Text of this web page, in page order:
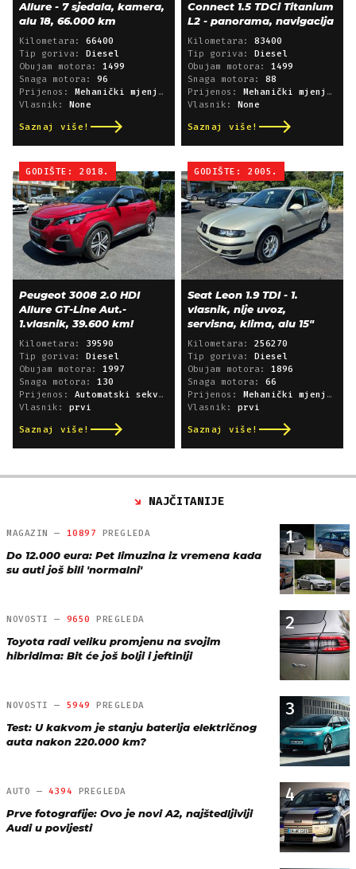
Allure - 7 sjedala, kamera,
alu 18, 66.000 km
Kilometara: 66400
Tip goriva:
Diesel
Obujam motora: 1499
Snaga motora: 96
Prijenos:
Mehanički mjenjač
Vlasnik:
None
Saznaj više!
Connect 1.5 TDCi Titanium
L2 - panorama, navigacija
Kilometara: 83400
Tip goriva:
Diesel
Obujam motora: 1499
Snaga motora: 88
Prijenos:
Mehanički mjenjač
Vlasnik:
None
Saznaj više!
GODIŠTE: 2018.
Peugeot 3008 2.0 HDI
Allure GT-Line Aut.-
1.vlasnik, 39.600 km!
Kilometara: 39590
Tip goriva:
Diesel
Obujam motora: 1997
Snaga motora: 130
Prijenos: Automatski sekvencijski
Vlasnik: prvi
Saznaj više!
GODIŠTE: 2005.
Seat Leon 1.9 TDI - 1.
vlasnik, nije uvoz,
servisna, klima, alu 15"
Kilometara: 256270
Tip goriva:
Diesel
Obujam motora: 1896
Snaga motora: 66
Prijenos:
Mehanički mjenjač
Vlasnik: prvi
Saznaj više!
NAJČITANIJE
1
MAGAZIN — 10897 PREGLEDA
Do 12.000 eura: Pet limuzina iz vremena kada
su auti još bili 'normalni'
2
NOVOSTI — 9650 PREGLEDA
Toyota radi veliku promjenu na svojim
hibridima: Bit će još bolji i jeftiniji
3
NOVOSTI — 5949 PREGLEDA
Test: U kakvom je stanju baterija električnog
auta nakon 220.000 km?
4
AUTO — 4394 PREGLEDA
Prve fotografije: Ovo je novi A2, najštedljiviji
Audi u povijesti